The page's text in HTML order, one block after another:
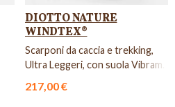
DIOTTO NATURE
WINDTEX®
Scarponi da caccia e trekking,
Ultra Leggeri, con suola Vibram.
217,00 €